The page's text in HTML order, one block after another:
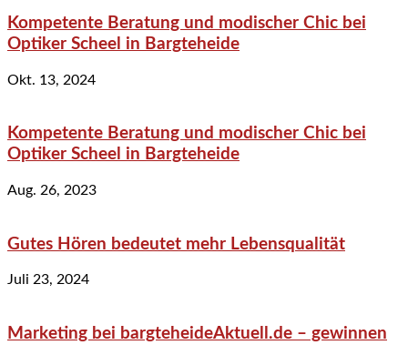
Kompetente Beratung und modischer Chic bei
Optiker Scheel in Bargteheide
Okt. 13, 2024
Kompetente Beratung und modischer Chic bei
Optiker Scheel in Bargteheide
Aug. 26, 2023
Gutes Hören bedeutet mehr Lebensqualität
Juli 23, 2024
Marketing bei bargteheideAktuell.de – gewinnen